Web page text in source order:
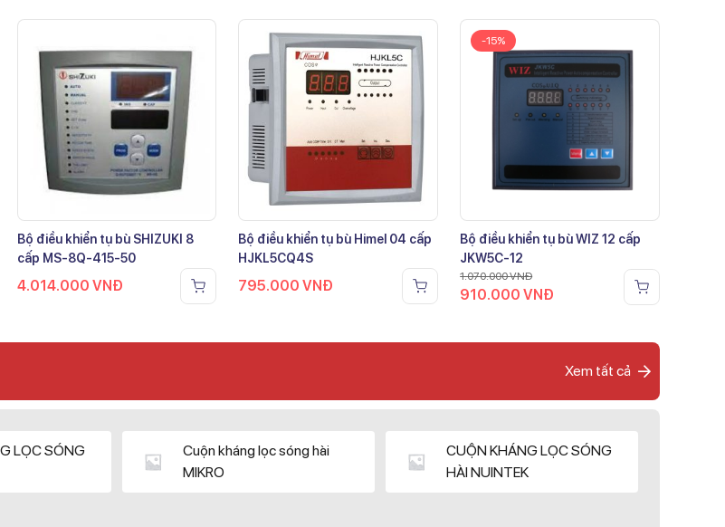
Bộ điều khiển tụ bù SHIZUKI 8
cấp MS-8Q-415-50
4.014.000 VNĐ
Bộ điều khiển tụ bù Himel 04 cấp
HJKL5CQ4S
795.000VNĐ
-15%
Bộ điều khiển tụ bù WIZ 12 cấp
JKW5C-12
1.070.000VNĐ
910.000VNĐ
Xem tất cả
LỌC SÓNG
Cuộn kháng lọc sóng hài
MIKRO
CUỘN KHÁNG LỌC SÓNG
HÀI NUINTEK